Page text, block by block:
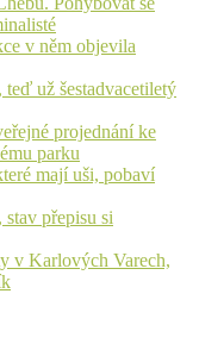
v něm objevila
už šestadvacetiletý
projednání ke
parku
mají uši, pobaví
přepisu si
v Karlových Varech,